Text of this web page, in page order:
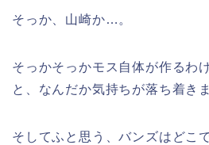
そっか、山崎か…。
そっかそっかモス自体が作るわ
と、なんだか気持ちが落ち着き
そしてふと思う、バンズはどこ